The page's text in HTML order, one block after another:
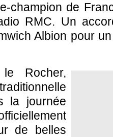
champion de
RMC. Un
Albion pour
Rocher,
la journée
de belles